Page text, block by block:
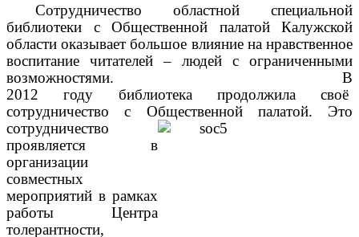
Сотрудничество областной специальной
библиотеки с Общественной палатой Калужской
области оказывает большое влияние на нравственное
воспитание читателей – людей с ограниченными
возможностями. В
2012 году библиотека продолжила своё
сотрудничество с Общественной палатой. Это
сотрудничество
проявляется в
организации
совместных
мероприятий в рамках
работы Центра
толерантности,